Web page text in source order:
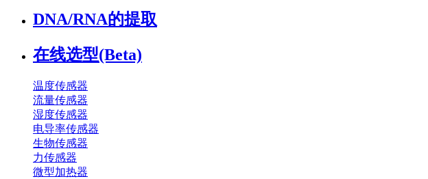
DNA/RNA的提取
在线选型(Beta)
温度传感器
流量传感器
湿度传感器
电导率传感器
生物传感器
力传感器
微型加热器